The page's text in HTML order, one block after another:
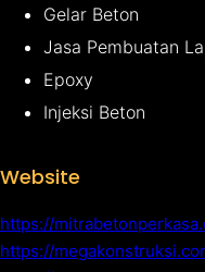
Gelar Beton
Jasa Pembuatan
Epoxy
Injeksi Beton
Website
https://
https://